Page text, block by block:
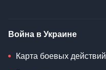
Война в Украине
Карта боевых действий